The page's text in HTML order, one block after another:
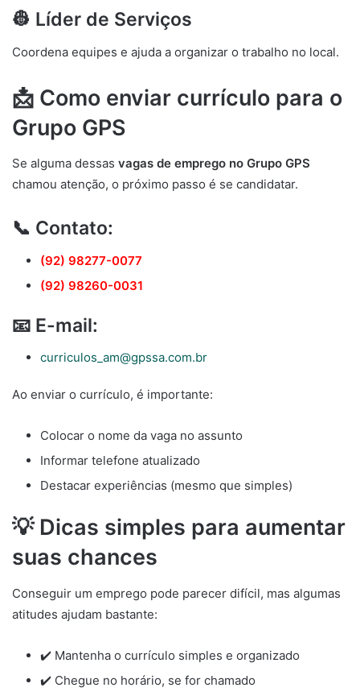
👷 Líder de Serviços
Coordena equipes e ajuda a organizar o trabalho no local.
📩 Como enviar currículo para o
Grupo GPS
Se alguma dessas vagas de emprego no Grupo GPS
chamou atenção, o próximo passo é se candidatar.
📞 Contato:
(92) 98277-0077
(92) 98260-0031
📧 E-mail:
curriculos_am@gpssa.com.br
Ao enviar o currículo, é importante:
Colocar o nome da vaga no assunto
Informar telefone atualizado
Destacar experiências (mesmo que simples)
💡 Dicas simples para aumentar
suas chances
Conseguir um emprego pode parecer difícil, mas algumas
atitudes ajudam bastante:
✔️ Mantenha o currículo simples e organizado
✔️ Chegue no horário, se for chamado